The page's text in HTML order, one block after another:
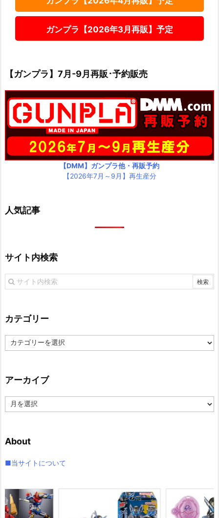
ガンプラ【2026年3月再販】予定
【ガンプラ】7月-9月再販･予約販売
【DMM】ガンプラ他・再販予約
【2026年7月～9月】再生産分
人気記事
サイト内検索
カテゴリー
カ
テ
ー
アーカイブ
ー
ブ
About
■当サイトについて